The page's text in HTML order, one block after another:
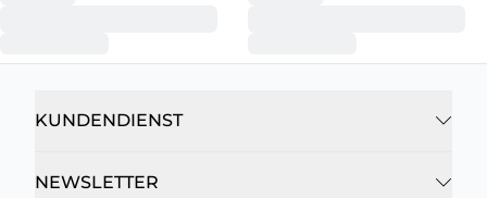
KUNDENDIENST
NEWSLETTER